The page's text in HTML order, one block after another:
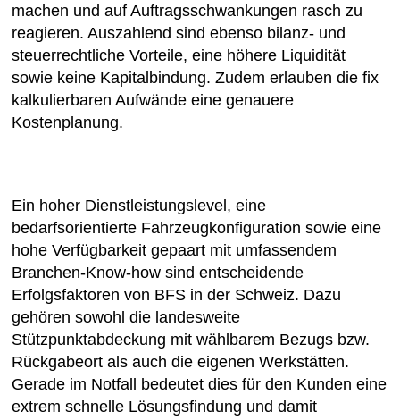
machen und auf Auftragsschwankungen rasch zu
reagieren. Auszahlend sind ebenso bilanz- und
steuerrechtliche Vorteile, eine höhere Liquidität
sowie keine Kapitalbindung. Zudem erlauben die fix
kalkulierbaren Aufwände eine genauere
Kostenplanung.
Ein hoher Dienstleistungslevel, eine
bedarfsorientierte Fahrzeugkonfiguration sowie eine
hohe Verfügbarkeit gepaart mit umfassendem
Branchen-Know-how sind entscheidende
Erfolgsfaktoren von BFS in der Schweiz. Dazu
gehören sowohl die landesweite
Stützpunktabdeckung mit wählbarem Bezugs bzw.
Rückgabeort als auch die eigenen Werkstätten.
Gerade im Notfall bedeutet dies für den Kunden eine
extrem schnelle Lösungsfindung und damit